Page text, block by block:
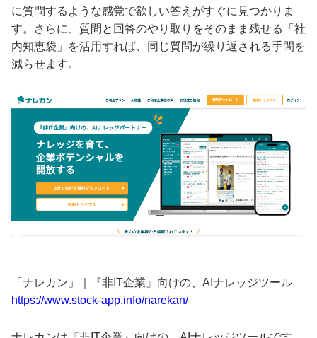
に質問するような感覚で欲しい答えがすぐに見つかりま
す。さらに、質問と回答のやり取りをそのまま残せる「社
内知恵袋」を活用すれば、同じ質問が繰り返される手間を
減らせます。
「ナレカン」｜『非IT企業』向けの、AIナレッジツール
https://www.stock-app.info/narekan/